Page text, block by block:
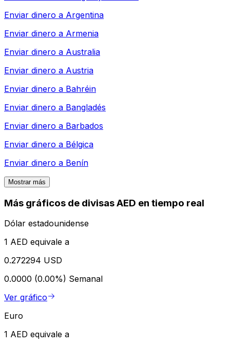
Enviar dinero a Argentina
Enviar dinero a Armenia
Enviar dinero a Australia
Enviar dinero a Austria
Enviar dinero a Bahréin
Enviar dinero a Bangladés
Enviar dinero a Barbados
Enviar dinero a Bélgica
Enviar dinero a Benín
Mostrar más
Más gráficos de divisas AED en tiempo real
Dólar estadounidense
1 AED equivale a
0.272294 USD
0.0000 (0.00%) Semanal
Ver gráfico
Euro
1 AED equivale a